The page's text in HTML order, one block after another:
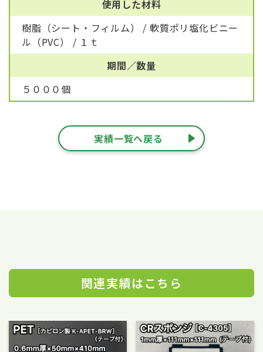
使用した材料
樹脂（シート・フィルム） / 軟質ポリ塩化ビニー
ル（PVC） / １ｔ
期間／数量
５０００個
実績一覧へ戻る
関連実績はこちら